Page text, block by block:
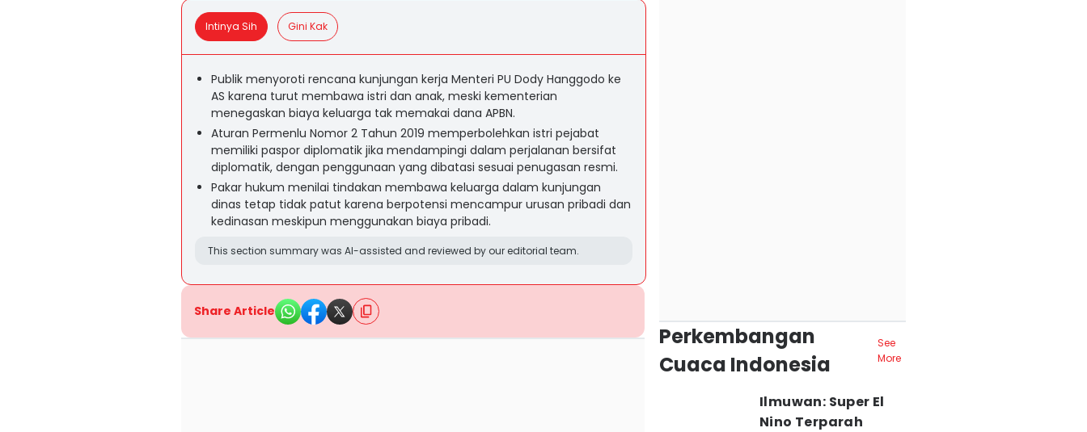
Intinya Sih Gini Kak
Publik menyoroti rencana kunjungan kerja Menteri PU Dody Hanggodo ke
AS karena turut membawa istri dan anak, meski kementerian
menegaskan biaya keluarga tak memakai dana APBN.
Aturan Permenlu Nomor 2 Tahun 2019 memperbolehkan istri pejabat
memiliki paspor diplomatik jika mendampingi dalam perjalanan bersifat
diplomatik, dengan penggunaan yang dibatasi sesuai penugasan resmi.
Pakar hukum menilai tindakan membawa keluarga dalam kunjungan
dinas tetap tidak patut karena berpotensi mencampur urusan pribadi dan
kedinasan meskipun menggunakan biaya pribadi.
This section summary was AI-assisted and reviewed by our editorial team.
Share Article
Perkembangan
Cuaca Indonesia
See
More
Ilmuwan: Super El
Nino Terparah